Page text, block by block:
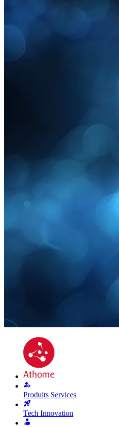
Produits Services
Tech Innovation